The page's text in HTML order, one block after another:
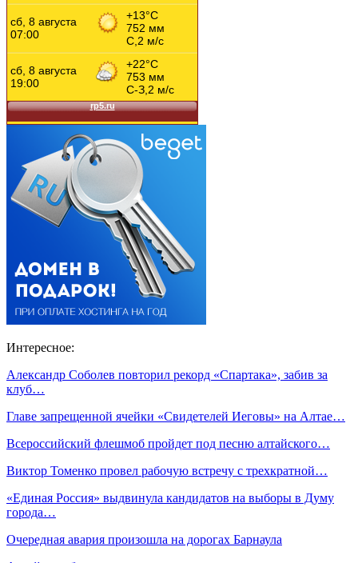
Интересное:
Александр Соболев повторил рекорд «Спартака», забив за
клуб…
Главе запрещенной ячейки «Свидетелей Иеговы» на Алтае…
Всероссийский флешмоб пройдет под песню алтайского…
Виктор Томенко провел рабочую встречу с трехкратной…
«Единая Россия» выдвинула кандидатов на выборы в Думу
города…
Очередная авария произошла на дорогах Барнаула